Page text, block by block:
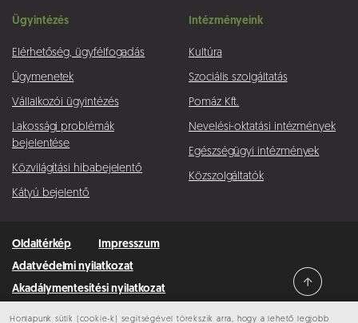
Honlapunk sütik (cookie-k) segítségével törekszik arra, hogy a lehető legjobb
Ügyintézés
Elérhetőség, ügyfélfogadás
Ügymenetek
Vállalkozói ügyintézés
Lakossági problémák
bejelentése
Közvilágítási hibabejelentő
Kátyú bejelentő
Intézményeink
Kultúra
Szociális szolgáltatás
Pomáz Kft.
Nevelési-oktatási intézmények
Egészségügyi intézmények
Közszolgáltatók
Oldaltérkép
Impresszum
Adatvédelmi nyilatkozat
Akadálymentesítési nyilatkozat